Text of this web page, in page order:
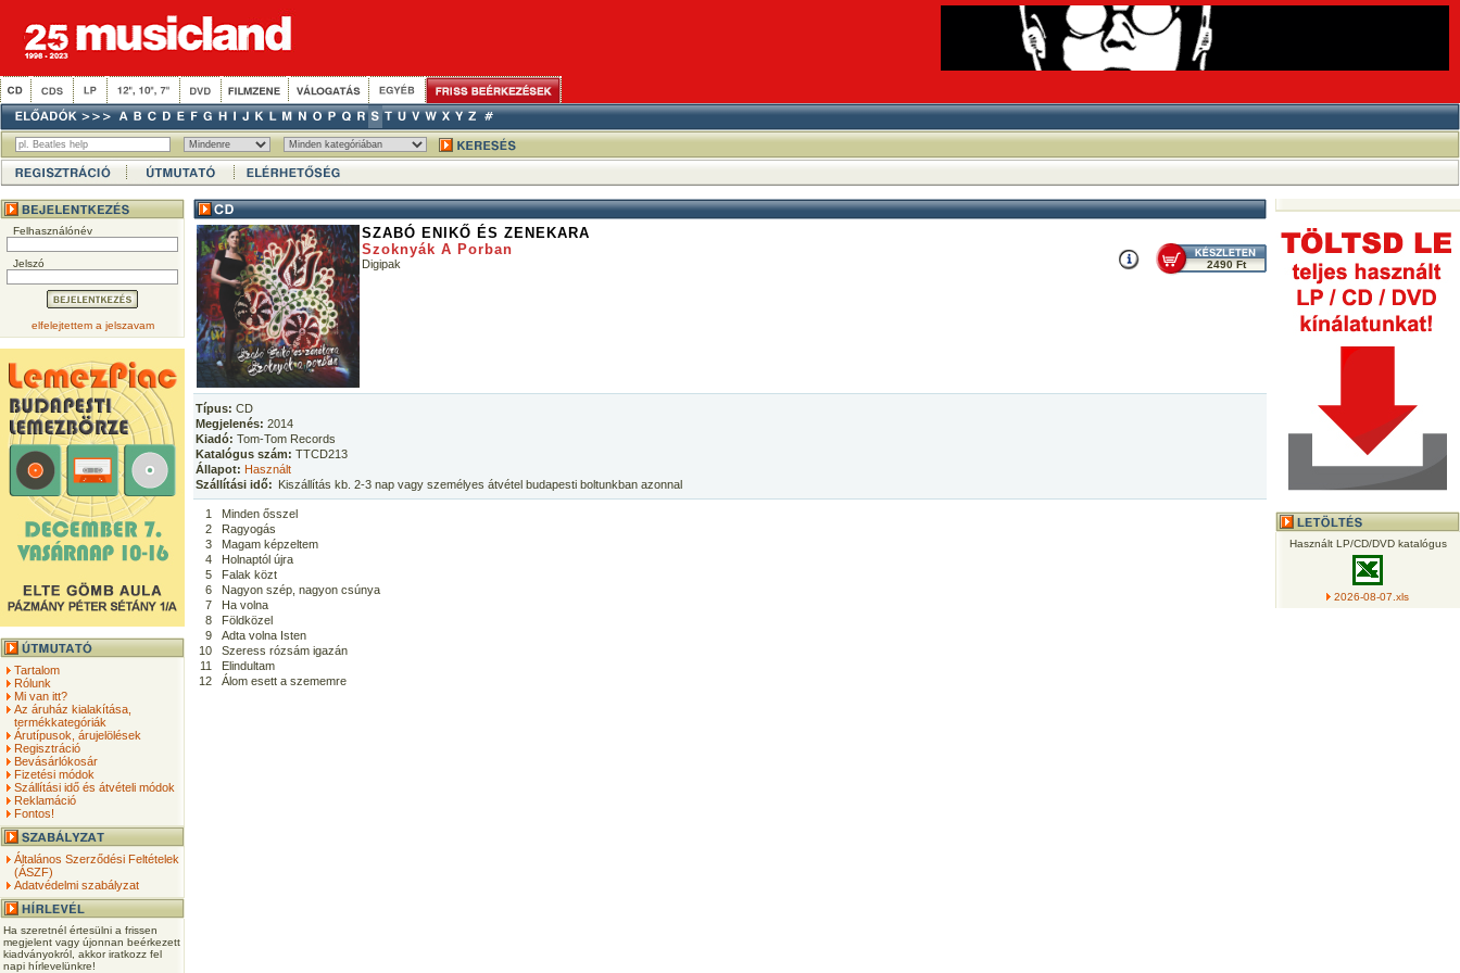
Felhasználónév
Jelszó
elfelejtettem a jelszavam
Tartalom
Rólunk
Mi van itt?
Az áruház kialakítása,
termékkategóriák
Árutípusok, árujelölések
Regisztráció
Bevásárlókosár
Fizetési módok
Szállítási idő és átvételi módok
Reklamáció
Fontos!
Általános Szerződési Feltételek
(ÁSZF)
Adatvédelmi szabályzat
Ha szeretnél értesülni a frissen
megjelent vagy újonnan beérkezett
kiadványokról, akkor iratkozz fel
napi hírlevelünkre!
SZABÓ ENIKŐ ÉS ZENEKARA
Szoknyák A Porban
Digipak 2490 Ft
Típus: CD
Megjelenés: 2014
Kiadó: Tom-Tom Records
Katalógus szám: TTCD213
Állapot: Használt
Szállítási idő: Kiszállítás kb. 2-3 nap vagy személyes átvétel budapesti boltunkban azonnal
1
Minden ősszel
2
Ragyogás
3
Magam képzeltem
4
Holnaptól újra
5
Falak közt
6
Nagyon szép, nagyon csúnya
7
Ha volna
8
Földközel
9
Adta volna Isten
10
Szeress rózsám igazán
11
Elindultam
12
Álom esett a szememre
Használt LP/CD/DVD katalógus
2026-08-07.xls